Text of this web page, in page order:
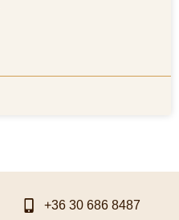
+36 30 686 8487